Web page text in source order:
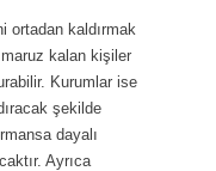
ortadan kaldırmak
kalan kişiler
Kurumlar ise
şekilde
dayalı
Ayrıca